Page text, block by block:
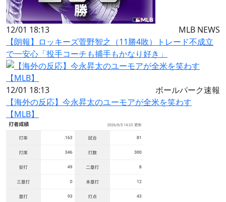
12/01 18:13
MLB NEWS
【朗報】ロッキーズ菅野智之（11勝4敗）トレード不成立
で一安心「投手コーチも捕手もかなり好き」
12/01 18:13
ボールパーク速報
【海外の反応】今永昇太のユーモアが全米を笑わす
【MLB】